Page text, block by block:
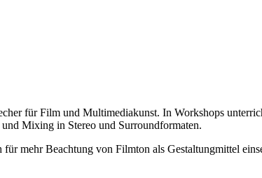
für Film und Multimediakunst. In Workshops
Mixing in Stereo und Surroundformaten.
mehr Beachtung von Filmton als Gestaltungmittel